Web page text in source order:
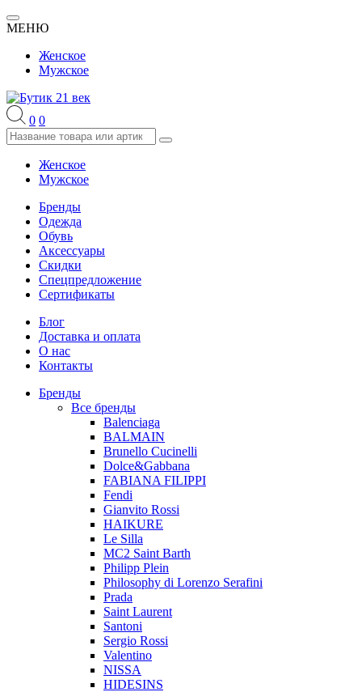
МЕНЮ
Женское
Мужское
0 0
Женское
Мужское
Бренды
Одежда
Обувь
Аксессуары
Скидки
Спецпредложение
Сертификаты
Блог
Доставка и оплата
О нас
Контакты
Бренды
Все бренды
Balenciaga
BALMAIN
Brunello Cucinelli
Dolce&Gabbana
FABIANA FILIPPI
Fendi
Gianvito Rossi
HAIKURE
Le Silla
MC2 Saint Barth
Philipp Plein
Philosophy di Lorenzo Serafini
Prada
Saint Laurent
Santoni
Sergio Rossi
Valentino
NISSA
HIDESINS